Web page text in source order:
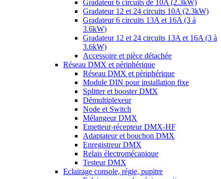
Gradateur 6 circuits de 10A (2.3kW)
Gradateur 12 et 24 circuits 10A (2.3kW)
Gradateur 6 circuits 13A et 16A (3 à
3.6kW)
Gradateur 12 et 24 circuits 13A et 16A (3 à
3.6kW)
Accessoire et pièce détachée
Réseau DMX et périphérique
Réseau DMX et périphérique
Module DIN pour installation fixe
Splitter et booster DMX
Démultiplexeur
Node et Switch
Mélangeur DMX
Emetteur-récepteur DMX-HF
Adaptateur et bouchon DMX
Enregistreur DMX
Relais électromécanique
Testeur DMX
Eclairage console, régie, pupitre